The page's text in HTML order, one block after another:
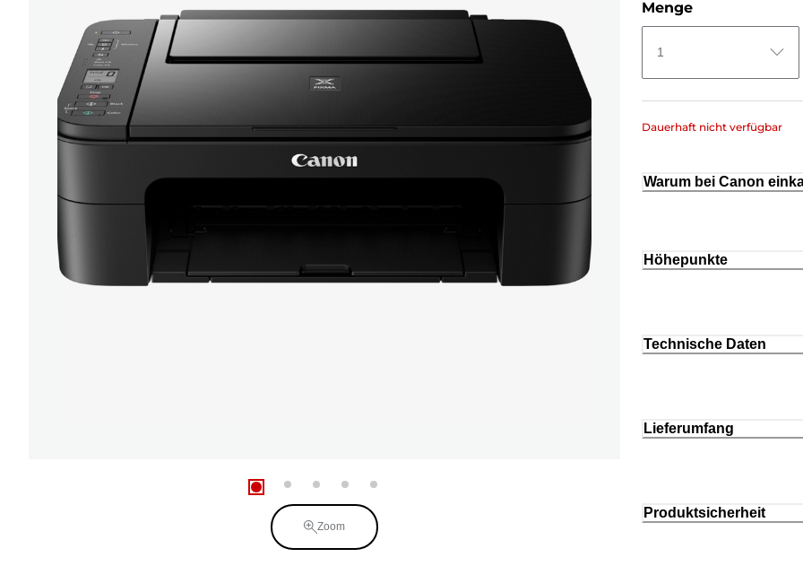
Zoom
Menge
1
Dauerhaft nicht verfügbar
Warum bei Canon
Höhepunkte
Technische Daten
Lieferumfang
Produktsicherheit